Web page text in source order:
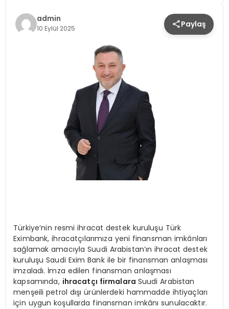
SIYASET
admin
10 Eylül 2025 Paylaş
Türkiye’nin resmi ihracat destek kuruluşu Türk
Eximbank, ihracatçılarımıza yeni finansman imkânları
sağlamak amacıyla Suudi Arabistan’ın ihracat destek
kuruluşu Saudi Exim Bank ile bir finansman anlaşması
imzaladı. İmza edilen finansman anlaşması
kapsamında, ihracatçı firmalara Suudi Arabistan
menşeili petrol dışı ürünlerdeki hammadde ihtiyaçları
için uygun koşullarda finansman imkânı sunulacaktır.